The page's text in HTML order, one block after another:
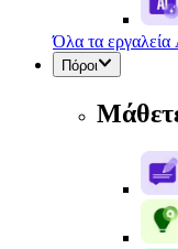
Όλα τα εργαλεία
Πόροι